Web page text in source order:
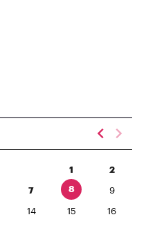
1 2
7 8 9
14 15 16